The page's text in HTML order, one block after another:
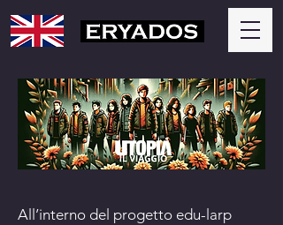
All’interno del progetto edu-larp